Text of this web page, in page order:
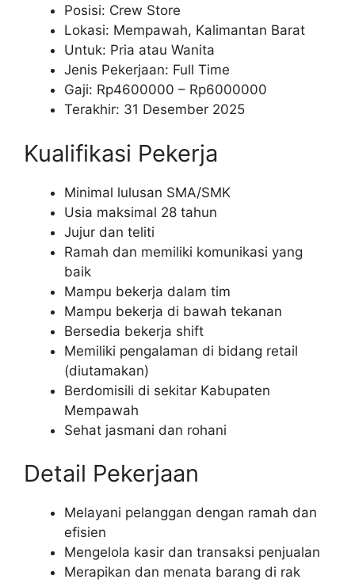
Posisi: Crew Store
Lokasi: Mempawah, Kalimantan Barat
Untuk: Pria atau Wanita
Jenis Pekerjaan: Full Time
Gaji: Rp4600000 – Rp6000000
Terakhir: 31 Desember 2025
Kualifikasi Pekerja
Minimal lulusan SMA/SMK
Usia maksimal 28 tahun
Jujur dan teliti
Ramah dan memiliki komunikasi yang
baik
Mampu bekerja dalam tim
Mampu bekerja di bawah tekanan
Bersedia bekerja shift
Memiliki pengalaman di bidang retail
(diutamakan)
Berdomisili di sekitar Kabupaten
Mempawah
Sehat jasmani dan rohani
Detail Pekerjaan
Melayani pelanggan dengan ramah dan
efisien
Mengelola kasir dan transaksi penjualan
Merapikan dan menata barang di rak